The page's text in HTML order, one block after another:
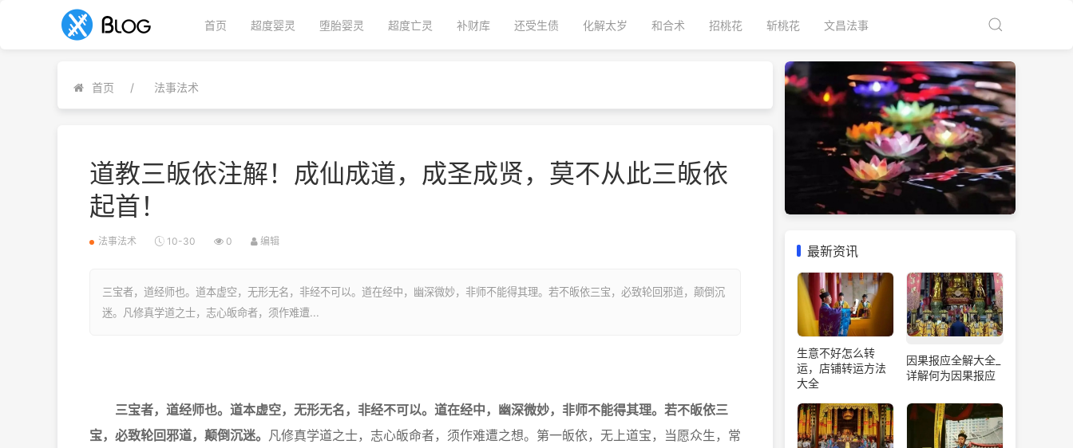
首页 超度婴灵 堕胎婴灵 超度亡灵 补财库 还受生债 化解太岁 和合术 招桃花 斩桃花 文昌法事
首页 法事法术
道教三皈依注解！成仙成道，成圣成贤，莫不从此三皈依
起首！
法事法术 10-30 0 编辑
三宝者，道经师也。道本虚空，无形无名，非经不可以。道在经中，幽深微妙，非师不能得其理。若不皈依三宝，必致轮回邪道，颠倒沉
迷。凡修真学道之士，志心皈命者，须作难遭...
三宝者，道经师也。道本虚空，无形无名，非经不可以。道在经中，幽深微妙，非师不能得其理。若不皈依三
宝，必致轮回邪道，颠倒沉迷。 凡修真学道之士，志心皈命者，须作难遭之想。第一皈依，无上道宝，当愿众生，常
最新资讯
生意不好怎么转
运，店铺转运方法
大全
因果报应全解大全_
详解何为因果报应